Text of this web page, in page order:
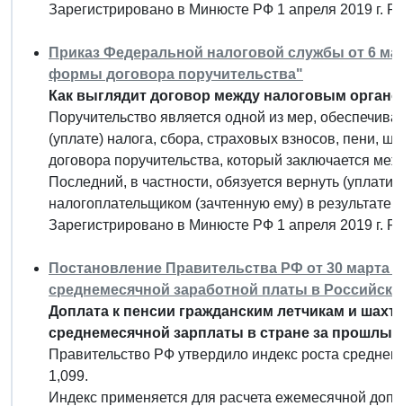
Зарегистрировано в Минюсте РФ 1 апреля 2019 г.
Приказ Федеральной налоговой службы от 6
формы договора поручительства"
Как выглядит договор между налоговым
Поручительство является одной из мер,
(уплате) налога, сбора, страховых взносов, пени,
договора поручительства, который заключается
Последний, в частности, обязуется вернуть
налогоплательщиком (зачтенную ему) в
Зарегистрировано в Минюсте РФ 1 апреля 2019 г.
Постановление Правительства РФ от 30 марта
среднемесячной заработной платы в
Доплата к пенсии гражданским летчикам и
среднемесячной зарплаты в стране за прошлый
Правительство РФ утвердило индекс роста
1,099.
Индекс применяется для расчета ежемесячной